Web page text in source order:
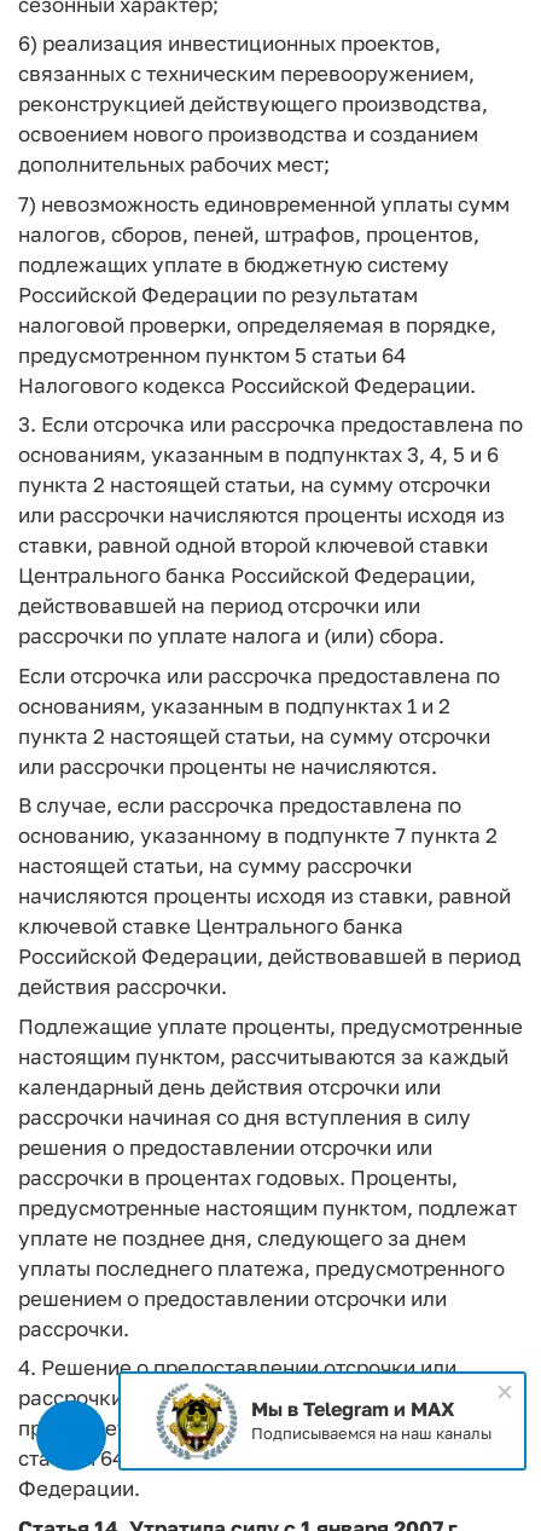
6) реализация инвестиционных проектов,
связанных с техническим перевооружением,
реконструкцией действующего производства,
освоением нового производства и созданием
дополнительных рабочих мест;
7) невозможность единовременной уплаты сумм
налогов, сборов, пеней, штрафов, процентов,
подлежащих уплате в бюджетную систему
Российской Федерации по результатам
налоговой проверки, определяемая в порядке,
предусмотренном пунктом 5 статьи 64
Налогового кодекса Российской Федерации.
3. Если отсрочка или рассрочка предоставлена по
основаниям, указанным в подпунктах 3, 4, 5 и 6
пункта 2 настоящей статьи, на сумму отсрочки
или рассрочки начисляются проценты исходя из
ставки, равной одной второй ключевой ставки
Центрального банка Российской Федерации,
действовавшей на период отсрочки или
рассрочки по уплате налога и (или) сбора.
Если отсрочка или рассрочка предоставлена по
основаниям, указанным в подпунктах 1 и 2
пункта 2 настоящей статьи, на сумму отсрочки
или рассрочки проценты не начисляются.
В случае, если рассрочка предоставлена по
основанию, указанному в подпункте 7 пункта 2
настоящей статьи, на сумму рассрочки
начисляются проценты исходя из ставки, равной
ключевой ставке Центрального банка
Российской Федерации, действовавшей в период
действия рассрочки.
Подлежащие уплате проценты, предусмотренные
настоящим пунктом, рассчитываются за каждый
календарный день действия отсрочки или
рассрочки начиная со дня вступления в силу
решения о предоставлении отсрочки или
рассрочки в процентах годовых. Проценты,
предусмотренные настоящим пунктом, подлежат
уплате не позднее дня, следующего за днем
уплаты последнего платежа, предусмотренного
решением о предоставлении отсрочки или
рассрочки.
4. Решение о предоставлении отсрочки или
рассрочки или об отказе в ее предоставлении
принимается в порядке, предусмотренном
статьей 64 Налогового кодекса Российской
Федерации.
Мы в Telegram и MAX
Подписываемся на наш каналы